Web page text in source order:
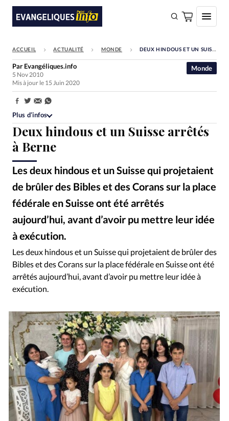
FAIRE UN DON
Faire un don
Société
Monde
Bible
Toute l'actualité
Se connecter
Devise:
RUBRIQUES
Toute l'actualité
Eglises
Histoire Laicité
Liberté religieuse
Mission
Monde People Politique
Religions
Société
ACCUEIL ACTUALITÉ MONDE DEUX HINDOUS ET UN SUISSE ARRÊTÉS À BERNE
Deux hindous et un Suisse arrêtés
à Berne
Les deux hindous et un Suisse qui projetaient
de brûler des Bibles et des Corans sur la place
fédérale en Suisse ont été arrêtés
aujourd’hui, avant d’avoir pu mettre leur idée
à exécution.
Monde
Par Evangéliques.info
5 Nov 2010
Mis à jour le 15 Juin 2020
Partager:
Plus d’infos
Les deux hindous et un Suisse qui projetaient de brûler des
Bibles et des Corans sur la place fédérale en Suisse ont été
arrêtés aujourd’hui, avant d’avoir pu mettre leur idée à
exécution.